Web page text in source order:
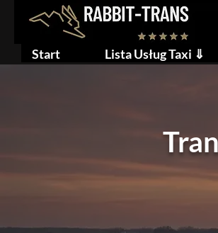
Start Lista Usług Taxi ⇓